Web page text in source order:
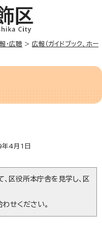
・広聴 > 広報（ガイドブック、ホー
4月1日
区役所本庁舎を見学し、区
せください。